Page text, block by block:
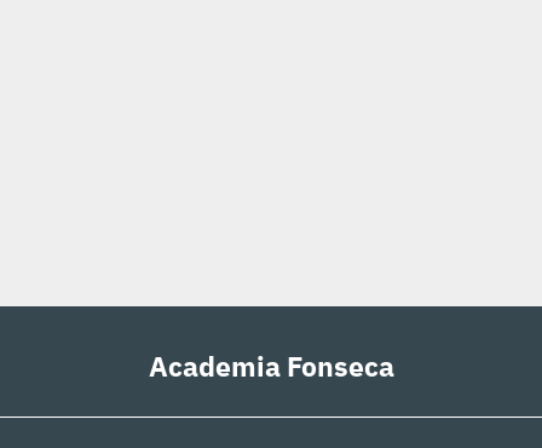
Academia Fonseca